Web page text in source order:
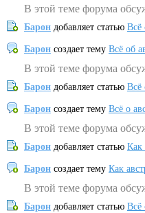
В этой теме форума
Барон добавляет статью Всё
Барон создает тему Всё об
В этой теме форума
Барон добавляет статью Всё
Барон создает тему Всё о
В этой теме форума
Барон добавляет статью Как
Барон создает тему Как
В этой теме форума
Барон добавляет статью Всё